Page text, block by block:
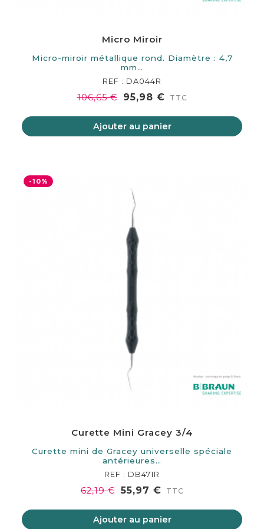
Micro Miroir
Micro-miroir métallique rond. Diamètre : 4,7
mm…
REF : DA044R
106,65 € 95,98 € TTC
Ajouter au panier
-10%
Curette Mini Gracey 3/4
Curette mini de Gracey universelle spéciale
antérieures…
REF : DB471R
62,19 € 55,97 € TTC
Ajouter au panier